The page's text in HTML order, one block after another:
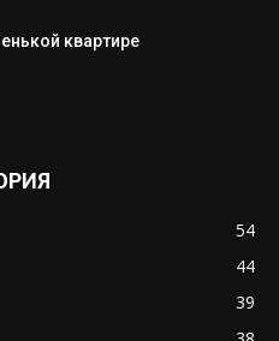
квартире
54
44
39